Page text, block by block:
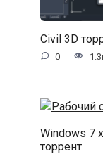
Civil 3D
0
Windows 7
торрент